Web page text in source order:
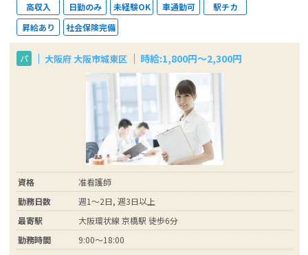
高収入 日勤のみ 未経験OK 車通勤可
駅チカ
昇給あり
社会保険完備
パ 大阪府 大阪市城東区 時給:1,800円～2,300円
資格
准看護師
勤務日数
週1～2日, 週3日以上
最寄駅
大阪環状線 京橋駅 徒歩6分
勤務時間
9:00～18:00